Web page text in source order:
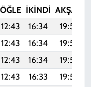
ÖĞLE İKINDI AKŞAM
12:43 16:34 19:55
12:43 16:34 19:54
12:43 16:34 19:53
12:43 16:33 19:52